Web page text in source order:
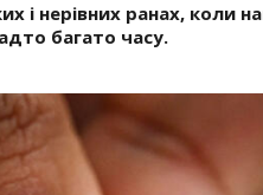
і нерівних ранах, коли
багато часу.